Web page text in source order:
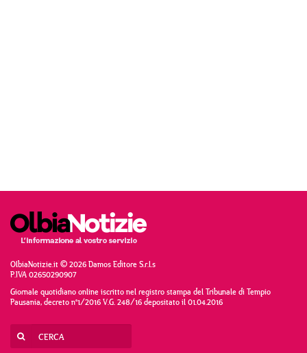
OlbiaNotizie.it © 2026 Damos Editore S.r.l.s
P.IVA 02650290907
Giornale quotidiano online iscritto nel registro stampa del Tribunale di Tempio
Pausania, decreto n°1/2016 V.G. 248/16 depositato il 01.04.2016